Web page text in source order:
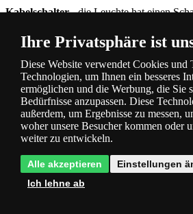
Kabelschalter- die Leuchte hat einen
Geeignet für LED-Lichtquelle
- Die
Verwendung mit einer LED-Lampe
Produktparameter
Verfügbarkeit
Lieferfrist: ca. 3-7
Material
Glas
Fassung Filter
GX53
Lampe/Quelle enthalten
Ihre Privatsphäre ist
Diese Website verwendet Cookies und
Technologien, um Ihnen ein besseres
ermöglichen und die Werbung, die Sie
Bedürfnisse anzupassen. Diese
außerdem, um Ergebnisse zu messen,
woher unsere Besucher kommen oder
weiter zu entwickeln.
Alle akzeptieren
Einstellungen
Ich lehne ab